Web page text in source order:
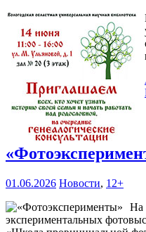
01.06.2026 Новости, 12+
На
экспериментальных